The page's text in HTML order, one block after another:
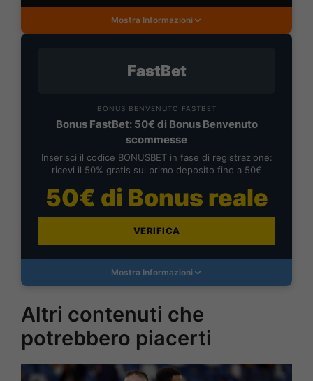
Mostra Informazioni
FastBet
BONUS BENVENUTO FASTBET
Bonus FastBet: 50€ di Bonus Benvenuto
scommesse
Inserisci il codice BONUSBET in fase di registrazione:
ricevi il 50% gratis sul primo deposito fino a 50€
50€ di Bonus reale
VERIFICA
Mostra Informazioni
Altri contenuti che
potrebbero piacerti